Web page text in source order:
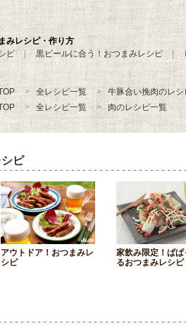
みレシピ・作り方
ピ
黒ビールに合う！おつまみレシピ
全レシピ一覧
牛豚合い挽肉のレシ
全レシピ一覧 肉のレシピ一覧
ピ
アウトドア！おつまみレ
シピ
家飲み限定！ぱぱ
るおつまみレシピ